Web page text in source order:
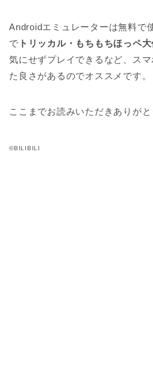
Androidエミュレーターは無料で
で トリッカル・もちもちほっペ
気にせずプレイできるなど、ス
た良さがあるのでオススメです。
ここまでお読みいただきありがと
©BILIBILI